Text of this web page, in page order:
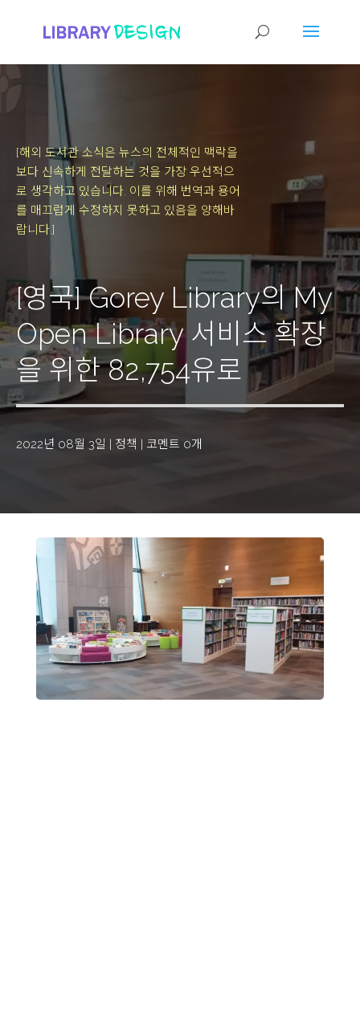
[해외 도서관 소식은 뉴스의 전체적인 맥락을
보다 신속하게 전달하는 것을 가장 우선적으
로 생각하고 있습니다. 이를 위해 번역과 용어
를 매끄럽게 수정하지 못하고 있음을 양해바
랍니다.]
[영국] Gorey Library의 My
Open Library 서비스 확장
을 위한 82,754유로
2022년 08월 3일 | 정책 | 코멘트 0개